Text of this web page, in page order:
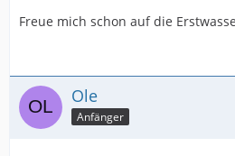
Freue mich schon auf die
Ole
Anfänger